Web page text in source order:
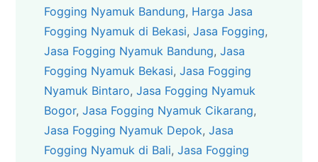
Fogging Nyamuk Bandung, Harga Jasa
Fogging Nyamuk di Bekasi, Jasa Fogging
Jasa Fogging Nyamuk Bandung, Jasa
Fogging Nyamuk Bekasi, Jasa Fogging
Nyamuk Bintaro, Jasa Fogging Nyamuk
Bogor, Jasa Fogging Nyamuk Cikarang
Jasa Fogging Nyamuk Depok, Jasa
Fogging Nyamuk di Bali, Jasa Fogging